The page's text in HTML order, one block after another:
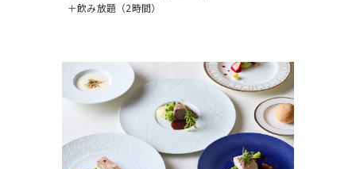
＋飲み放題（2時間）